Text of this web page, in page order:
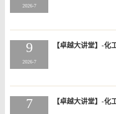
2026-7
9
2026-7
【卓越大讲堂】-化
7 【卓越大讲堂】-化